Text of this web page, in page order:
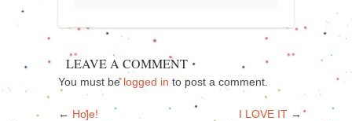
LEAVE A COMMENT
You must belogged in to post a comment.
← Hoje! I LOVE IT →